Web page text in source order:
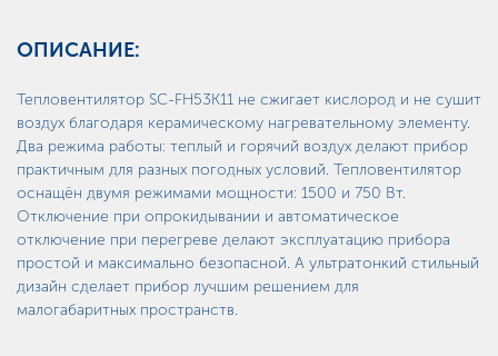
ОПИСАНИЕ:
Тепловентилятор SC-FH53K11 не сжигает кислород и не сушит
воздух благодаря керамическому нагревательному элементу.
Два режима работы: теплый и горячий воздух делают прибор
практичным для разных погодных условий. Тепловентилятор
оснащён двумя режимами мощности: 1500 и 750 Вт.
Отключение при опрокидывании и автоматическое
отключение при перегреве делают эксплуатацию прибора
простой и максимально безопасной. А ультратонкий стильный
дизайн сделает прибор лучшим решением для
малогабаритных пространств.